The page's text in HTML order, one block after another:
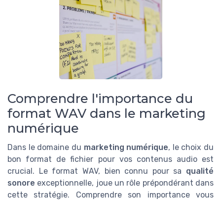
Comprendre l'importance du
format WAV dans le marketing
numérique
Dans le domaine du marketing numérique, le choix du
bon format de fichier pour vos contenus audio est
crucial. Le format WAV, bien connu pour sa qualité
sonore exceptionnelle, joue un rôle prépondérant dans
cette stratégie. Comprendre son importance vous